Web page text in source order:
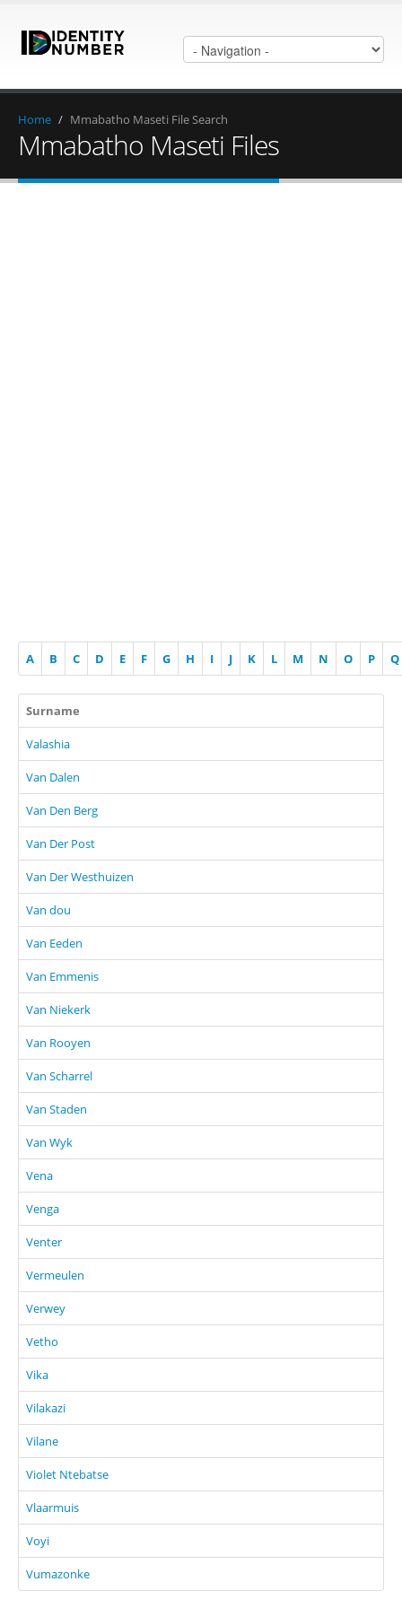
Home / Mmabatho Maseti File Search
Mmabatho Maseti Files
A B C D E F G H I J K L M N O P Q
Surname
Valashia
Van Dalen
Van Den Berg
Van Der Post
Van Der Westhuizen
Van dou
Van Eeden
Van Emmenis
Van Niekerk
Van Rooyen
Van Scharrel
Van Staden
Van Wyk
Vena
Venga
Venter
Vermeulen
Verwey
Vetho
Vika
Vilakazi
Vilane
Violet Ntebatse
Vlaarmuis
Voyi
Vumazonke